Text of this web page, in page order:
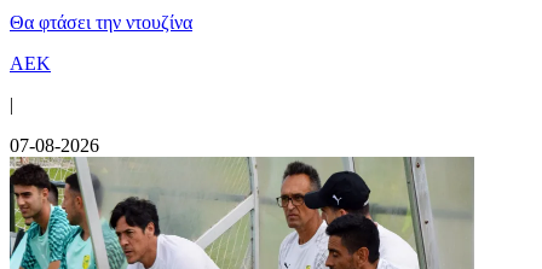
Θα φτάσει την ντουζίνα
ΑΕΚ
|
07-08-2026